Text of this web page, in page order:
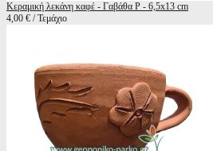
Κεραμική λεκάνη καφέ - Γαβάθα Ρ - 6,5x13 cm
4,00 € / Τεμάχιο